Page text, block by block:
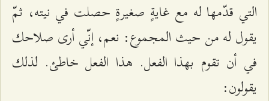
التي قدّمها له مع غايةٍ صغيرةٍ حصلت في نيته، ثمّ
يقول له من حيث المجموع: نعم، إنّي أرى صلاحك
في أن تقوم بهذا الفعل. هذا الفعل خاطئ. لذلك
يقولون: